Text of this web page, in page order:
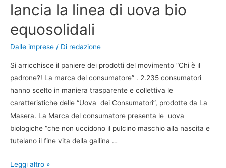
lancia la linea di uova bio
equosolidali
Dalle imprese / Di redazione
Si arricchisce il paniere dei prodotti del movimento “Chi è il
padrone?! La marca del consumatore” . 2.235 consumatori
hanno scelto in maniera trasparente e collettiva le
caratteristiche delle “Uova dei Consumatori”, prodotte da La
Masera. La Marca del consumatore presenta le uova
biologiche “che non uccidono il pulcino maschio alla nascita e
tutelano il fine vita della gallina …
Leggi altro »